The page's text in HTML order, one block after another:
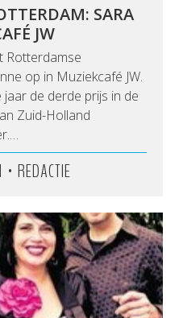
SARA
JW
Rotterdamse
op in Muziekcafé JW.
de derde prijs in de
Zuid-Holland
• REDACTIE